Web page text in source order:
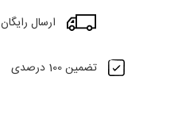
ارسال رایگان
تضمین 100 درصدی